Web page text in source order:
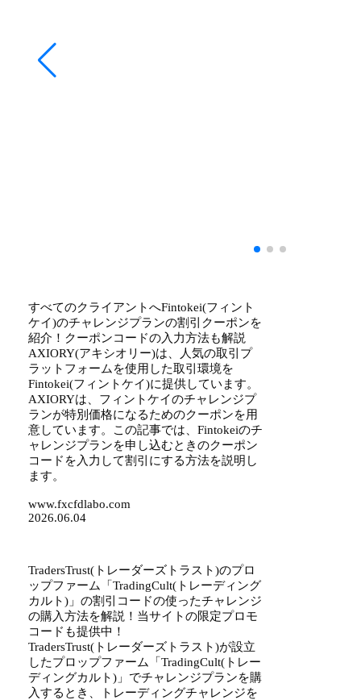
すべてのクライアントへFintokei(フィント
ケイ)のチャレンジプランの割引クーポンを
紹介！クーポンコードの入力方法も解説
AXIORY(アキシオリー)は、人気の取引プ
ラットフォームを使用した取引環境を
Fintokei(フィントケイ)に提供しています。
AXIORYは、フィントケイのチャレンジプ
ランが特別価格になるためのクーポンを用
意しています。この記事では、Fintokeiのチ
ャレンジプランを申し込むときのクーポン
コードを入力して割引にする方法を説明し
ます。
www.fxcfdlabo.com
2026.06.04
TradersTrust(トレーダーズトラスト)のプロ
ップファーム「TradingCult(トレーディング
カルト)」の割引コードの使ったチャレンジ
の購入方法を解説！当サイトの限定プロモ
コードも提供中！
TradersTrust(トレーダーズトラスト)が設立
したプロップファーム「TradingCult(トレー
ディングカルト)」でチャレンジプランを購
入するとき、トレーディングチャレンジを